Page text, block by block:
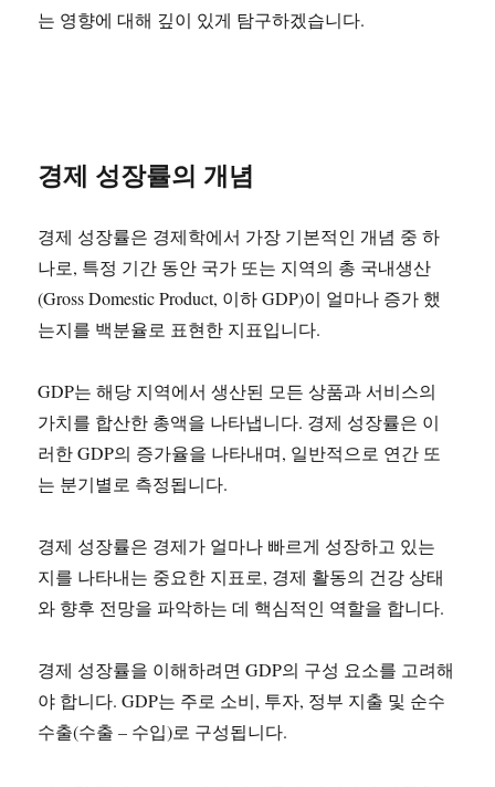
는 영향에 대해 깊이 있게 탐구하겠습니다.
경제 성장률의 개념
경제 성장률은 경제학에서 가장 기본적인 개념 중 하
나로, 특정 기간 동안 국가 또는 지역의 총 국내생산
(Gross Domestic Product, 이하 GDP)이 얼마나 증가 했
는지를 백분율로 표현한 지표입니다.
GDP는 해당 지역에서 생산된 모든 상품과 서비스의
가치를 합산한 총액을 나타냅니다. 경제 성장률은 이
러한 GDP의 증가율을 나타내며, 일반적으로 연간 또
는 분기별로 측정됩니다.
경제 성장률은 경제가 얼마나 빠르게 성장하고 있는
지를 나타내는 중요한 지표로, 경제 활동의 건강 상태
와 향후 전망을 파악하는 데 핵심적인 역할을 합니다.
경제 성장률을 이해하려면 GDP의 구성 요소를 고려해
야 합니다. GDP는 주로 소비, 투자, 정부 지출 및 순수
수출(수출 – 수입)로 구성됩니다.